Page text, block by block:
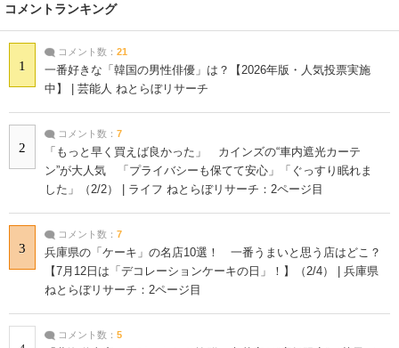
コメントランキング
1
コメント数： 21
一番好きな「韓国の男性俳優」は？【2026年版・人気投票実施
中】 | 芸能人 ねとらぼリサーチ
2
コメント数： 7
「もっと早く買えば良かった」 カインズの“車内遮光カーテ
ン”が大人気 「プライバシーも保てて安心」「ぐっすり眠れま
した」（2/2） | ライフ ねとらぼリサーチ：2ページ目
3
コメント数： 7
兵庫県の「ケーキ」の名店10選！ 一番うまいと思う店はどこ？
【7月12日は「デコレーションケーキの日」！】（2/4） | 兵庫県
ねとらぼリサーチ：2ページ目
コメント数： 5